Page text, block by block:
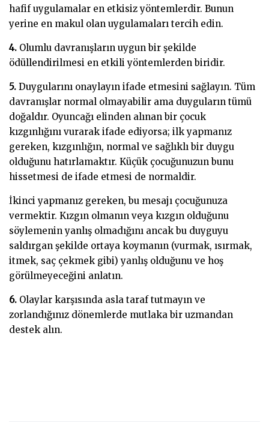
hafif uygulamalar en etkisiz yöntemlerdir. Bunun
yerine en makul olan uygulamaları tercih edin.
4. Olumlu davranışların uygun bir şekilde
ödüllendirilmesi en etkili yöntemlerden biridir.
5. Duygularını onaylayın ifade etmesini sağlayın. Tüm
davranışlar normal olmayabilir ama duyguların tümü
doğaldır. Oyuncağı elinden alınan bir çocuk
kızgınlığını vurarak ifade ediyorsa; ilk yapmanız
gereken, kızgınlığın, normal ve sağlıklı bir duygu
olduğunu hatırlamaktır. Küçük çocuğunuzun bunu
hissetmesi de ifade etmesi de normaldir.
İkinci yapmanız gereken, bu mesajı çocuğunuza
vermektir. Kızgın olmanın veya kızgın olduğunu
söylemenin yanlış olmadığını ancak bu duyguyu
saldırgan şekilde ortaya koymanın (vurmak, ısırmak,
itmek, saç çekmek gibi) yanlış olduğunu ve hoş
görülmeyeceğini anlatın.
6. Olaylar karşısında asla taraf tutmayın ve
zorlandığınız dönemlerde mutlaka bir uzmandan
destek alın.